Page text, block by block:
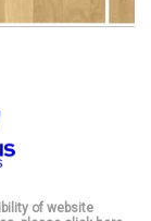
of website